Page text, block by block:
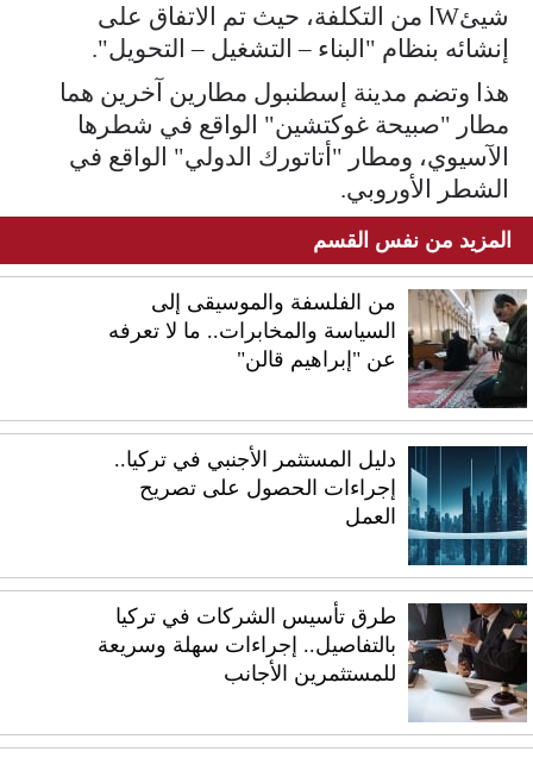
شيئWا من التكلفة، حيث تم الاتفاق على
إنشائه بنظام "البناء – التشغيل – التحويل".
هذا وتضم مدينة إسطنبول مطارين آخرين هما
مطار "صبيحة غوكتشين" الواقع في شطرها
الآسيوي، ومطار "أتاتورك الدولي" الواقع في
الشطر الأوروبي.
المزيد من نفس القسم
من الفلسفة والموسيقى إلى
السياسة والمخابرات.. ما لا تعرفه
عن "إبراهيم قالن"
دليل المستثمر الأجنبي في تركيا..
إجراءات الحصول على تصريح
العمل
طرق تأسيس الشركات في تركيا
بالتفاصيل.. إجراءات سهلة وسريعة
للمستثمرين الأجانب